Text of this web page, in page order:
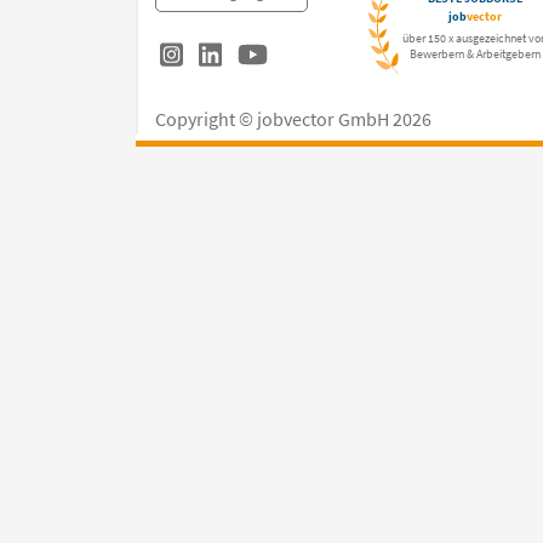
jobvector
über 150 x ausgezeichnet
Bewerbern & Arbeitgebern
Copyright © jobvector GmbH 2026